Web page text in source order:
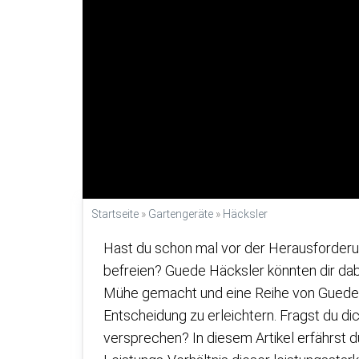
Startseite » Gartengeräte » Häcksler
Hast du schon mal vor der
befreien? Guede Häcksler könnten dir
Mühe gemacht und eine Reihe von
Entscheidung zu erleichtern. Fragst du
versprechen? In diesem Artikel erfährst